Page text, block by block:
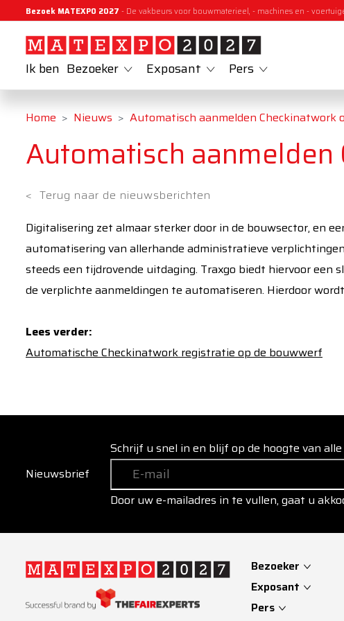
Bezoek MATEXPO 2027 - De vakbeurs voor bouwmaterieel, - machines en -
Ik ben Bezoeker Exposant Pers
Home Nieuws Automatisch aanmelden Checkinatwork
Automatisch
< Terug naar de nieuwsberichten
Digitalisering zet almaar sterker door in de bouwsector, en
automatisering van allerhande administratieve
steeds een tijdrovende uitdaging. Traxgo biedt hiervoor
de verplichte aanmeldingen te automatiseren. Hierdoor
Lees verder:
Automatische Checkinatwork registratie op de bouwwerf
Nieuwsbrief
Schrijf u snel in en blijf op de hoogte van
Door uw e-mailadres in te vullen, gaat u
Bezoeker
Exposant
Pers